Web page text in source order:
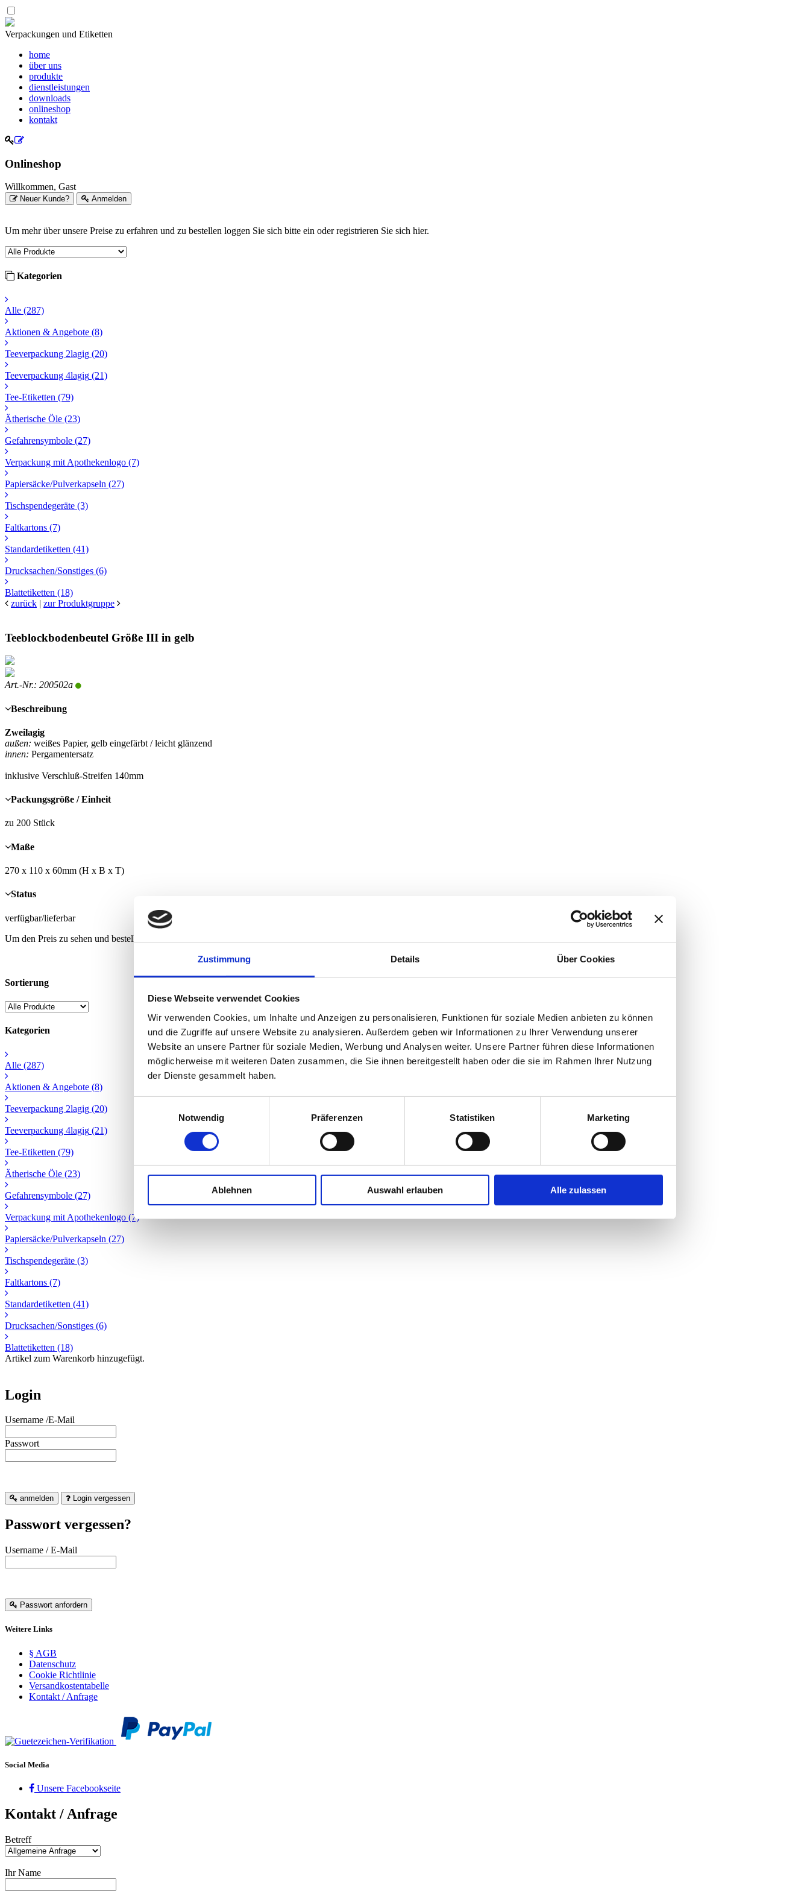
Zustimmung Details Über Cookies
Diese Webseite verwendet Cookies
Wir verwenden Cookies, um Inhalte und Anzeigen zu personalisieren, Funktionen für soziale Medien anbieten zu können
und die Zugriffe auf unsere Website zu analysieren. Außerdem geben wir Informationen zu Ihrer Verwendung unserer
Website an unsere Partner für soziale Medien, Werbung und Analysen weiter. Unsere Partner führen diese Informationen
möglicherweise mit weiteren Daten zusammen, die Sie ihnen bereitgestellt haben oder die sie im Rahmen Ihrer Nutzung
der Dienste gesammelt haben.
Notwendig
Präferenzen Statistiken Marketing
Ablehnen Auswahl erlauben Alle zulassen
Verpackungen und Etiketten
home
über uns
produkte
dienstleistungen
downloads
onlineshop
kontakt
Onlineshop
Willkommen, Gast
Neuer Kunde? Anmelden
Um mehr über unsere Preise zu erfahren und zu bestellen loggen Sie sich bitte ein oder registrieren Sie sich hier.
Kategorien
Alle (287)
Aktionen & Angebote (8)
Teeverpackung 2lagig (20)
Teeverpackung 4lagig (21)
Tee-Etiketten (79)
Ätherische Öle (23)
Gefahrensymbole (27)
Verpackung mit Apothekenlogo (7)
Papiersäcke/Pulverkapseln (27)
Tischspendegeräte (3)
Faltkartons (7)
Standardetiketten (41)
Drucksachen/Sonstiges (6)
Blattetiketten (18)
zurück | zur Produktgruppe
Teeblockbodenbeutel Größe III in gelb
Art.-Nr.: 200502a
Beschreibung
Zweilagig
außen: weißes Papier, gelb eingefärbt / leicht glänzend
innen: Pergamentersatz
inklusive Verschluß-Streifen 140mm
Packungsgröße / Einheit
zu 200 Stück
Maße
270 x 110 x 60mm (H x B x T)
Status
verfügbar/lieferbar
Um den Preis zu sehen und bestellen zu können, müssen Sie registriert und eingeloggt sein.
Sortierung
Kategorien
Alle (287)
Aktionen & Angebote (8)
Teeverpackung 2lagig (20)
Teeverpackung 4lagig (21)
Tee-Etiketten (79)
Ätherische Öle (23)
Gefahrensymbole (27)
Verpackung mit Apothekenlogo (7)
Papiersäcke/Pulverkapseln (27)
Tischspendegeräte (3)
Faltkartons (7)
Standardetiketten (41)
Drucksachen/Sonstiges (6)
Blattetiketten (18)
Artikel zum Warenkorb hinzugefügt.
Login
Username /E-Mail
Passwort
anmelden Login vergessen
Passwort vergessen?
Username / E-Mail
Passwort anfordern
Weitere Links
§ AGB
Datenschutz
Cookie Richtlinie
Versandkostentabelle
Kontakt / Anfrage
Social Media
Unsere Facebookseite
Kontakt / Anfrage
Betreff
Ihr Name